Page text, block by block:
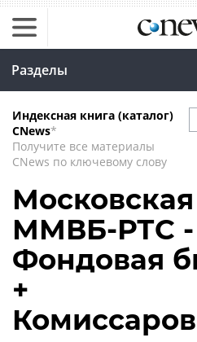
Разделы
Индексная книга (каталог)
CNews*
Получите все материалы
CNews по ключевому слову
ММВБ-РТС -
Фондовая
+